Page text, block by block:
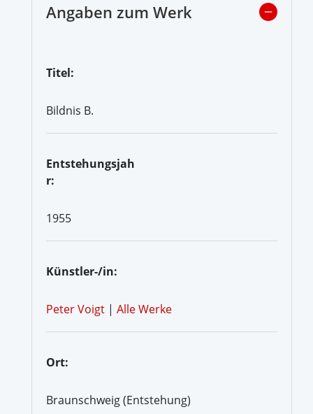
Angaben zum Werk
Titel:
Bildnis B.
Entstehungsjah
r:
1955
Künstler-/in:
Peter Voigt | Alle Werke
Ort:
Braunschweig (Entstehung)